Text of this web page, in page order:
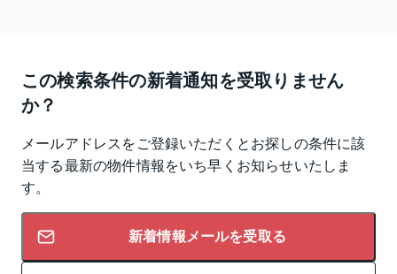
この検索条件の新着通知を受取りません
か？
メールアドレスをご登録いただくとお探しの条件に該
当する最新の物件情報をいち早くお知らせいたしま
す。
新着情報メールを受取る